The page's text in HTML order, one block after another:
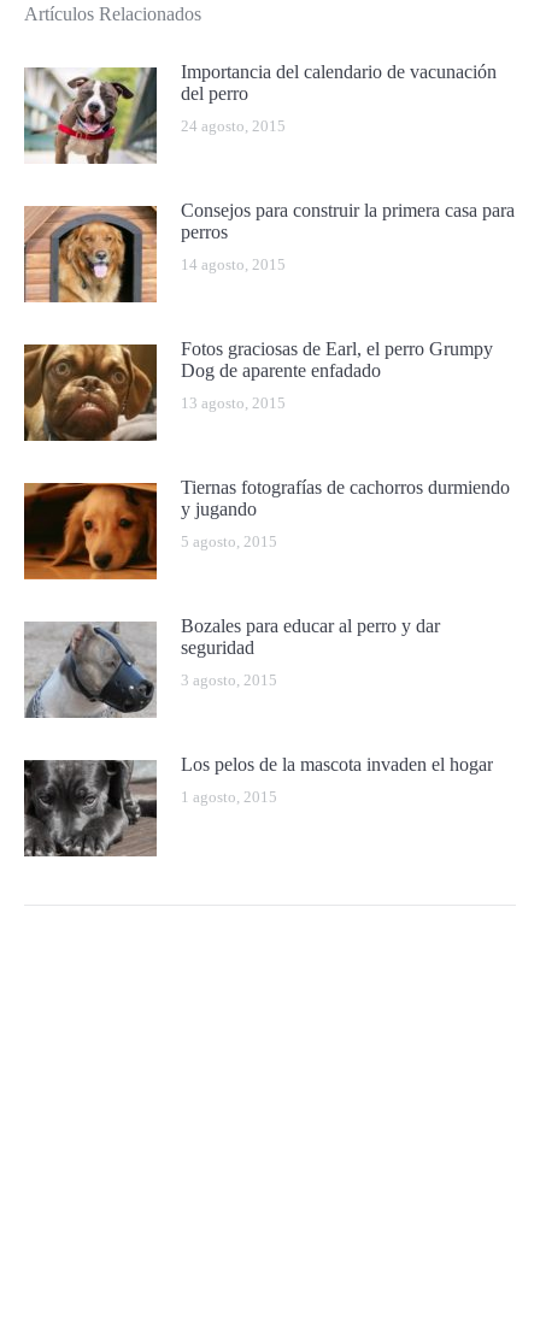
Artículos Relacionados
Importancia del calendario de vacunación
del perro
24 agosto, 2015
Consejos para construir la primera casa para
perros
14 agosto, 2015
Fotos graciosas de Earl, el perro Grumpy
Dog de aparente enfadado
13 agosto, 2015
Tiernas fotografías de cachorros durmiendo
y jugando
5 agosto, 2015
Bozales para educar al perro y dar
seguridad
3 agosto, 2015
Los pelos de la mascota invaden el hogar
1 agosto, 2015